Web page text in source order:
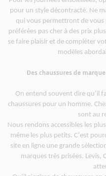
pour un style décontracté. Ne
qui vous permettront de vous
préférées pas cher à des prix plus
se faire plaisir et de compléter
modèles
Des chaussures de
On entend souvent dire qu’il
chaussures pour un homme.
sont au
Nous rendons accessibles les
même les plus petits. C’est
site en ligne une grande
marques très prisées. Levis,